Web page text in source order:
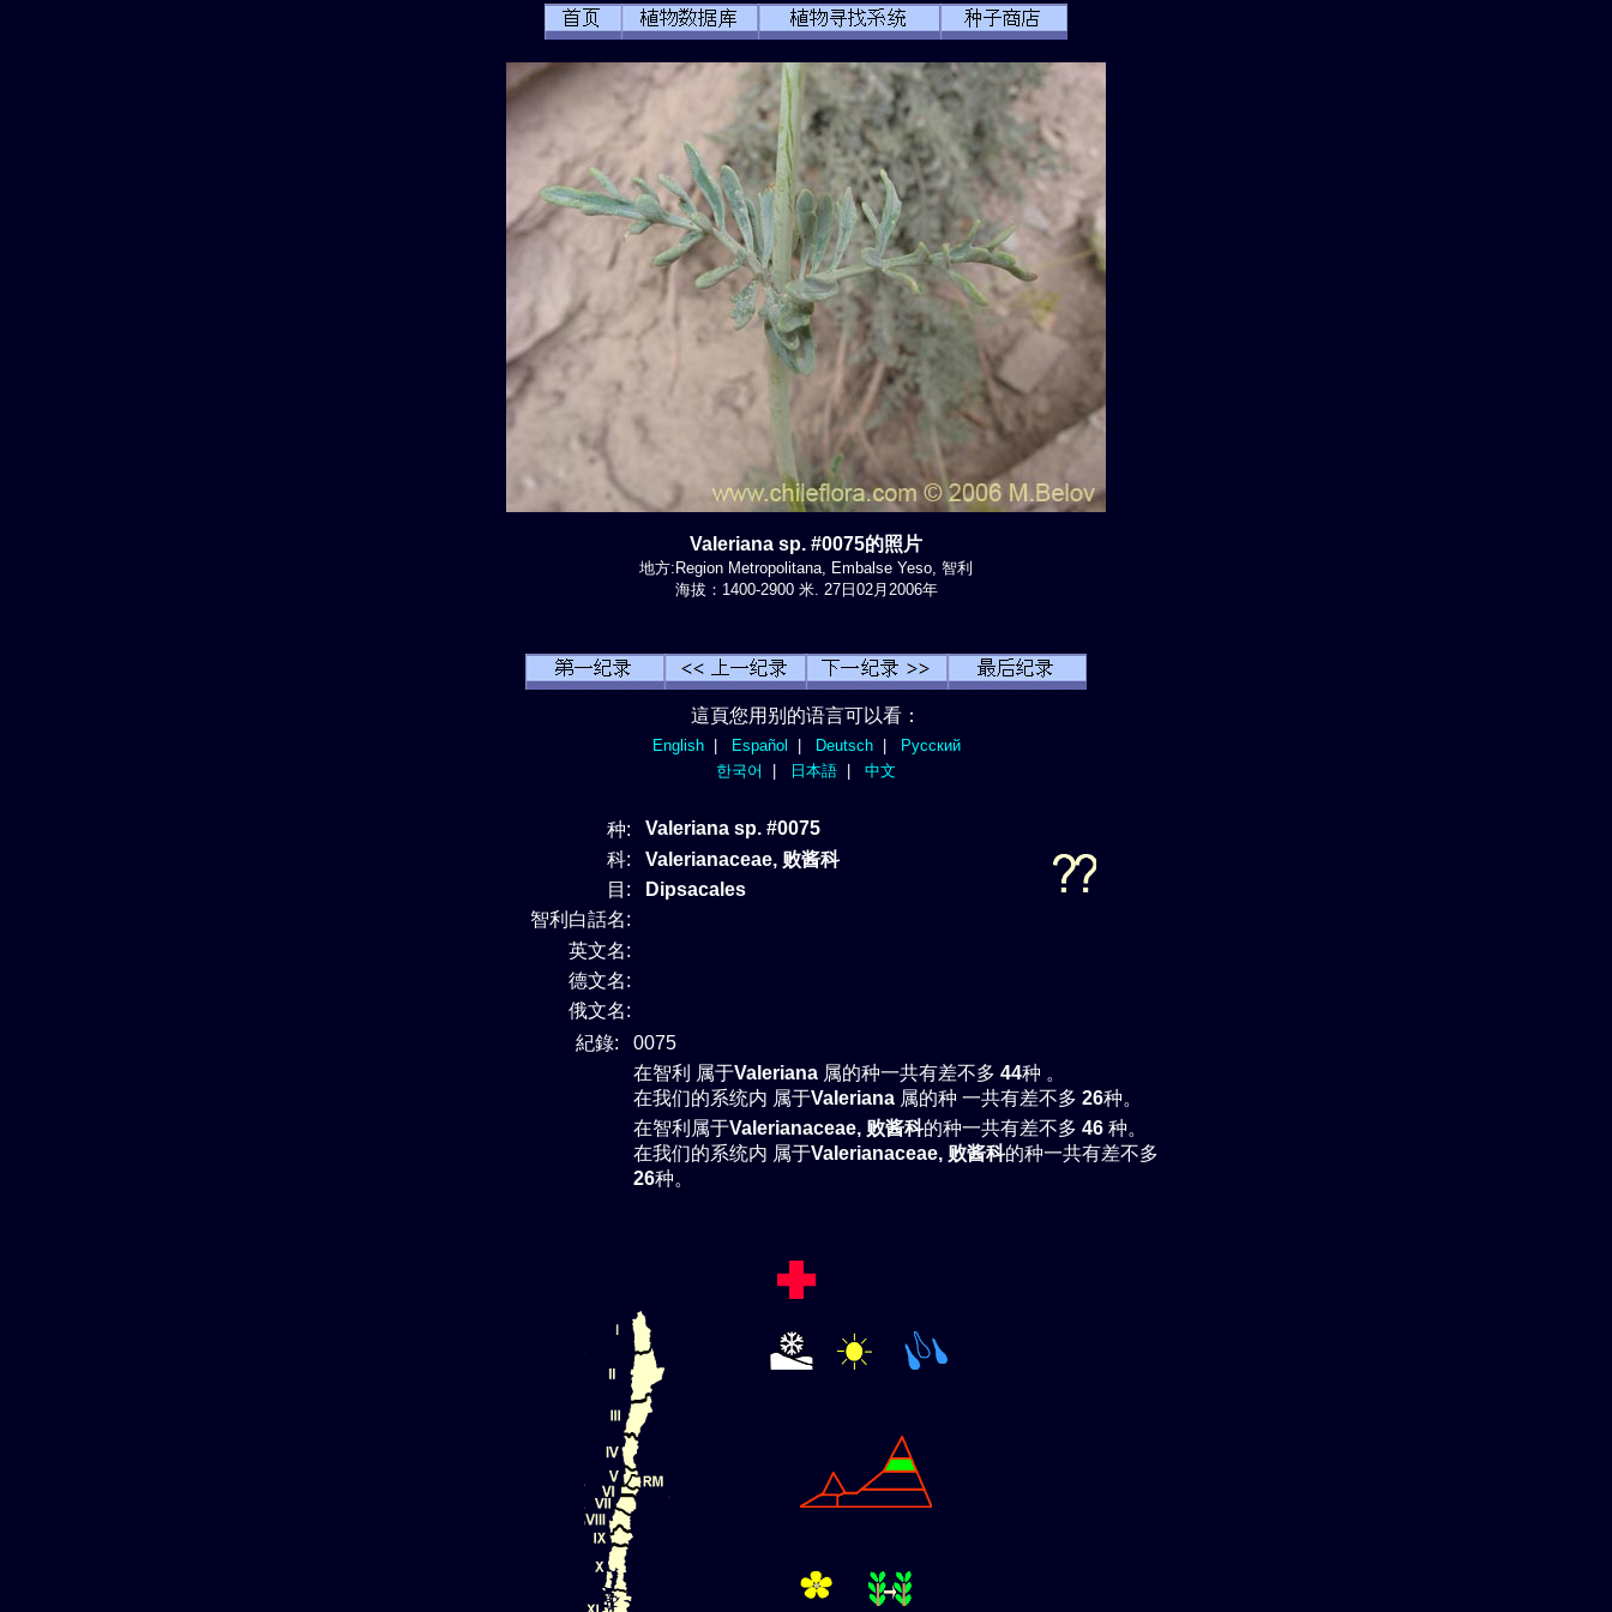
Valeriana sp. #0075的照片
地方:Region Metropolitana, Embalse Yeso, 智利
海拔：1400-2900 米. 27日02月2006年
這頁您用别的语言可以看：
English| Español Deutsch|
Русский
한국어
日本語 中文
种:
Valeriana sp. #0075
科:
Valerianaceae, 败酱科
目:
Dipsacales
智利白話名:
英文名:
德文名:
俄文名:
紀錄:
0075
在智利 属于Valeriana 属的种一共有差不多 44种 。
在我们的系统内 属于Valeriana 属的种 一共有差不多 26种。
在智利属于Valerianaceae, 败酱科的种一共有差不多 46 种。
在我们的系统内 属于Valerianaceae, 败酱科的种一共有差不多
26种。